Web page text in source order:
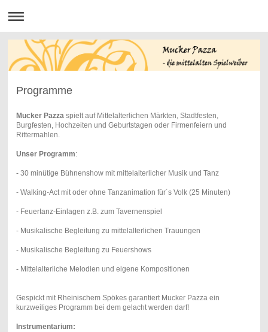
Programme
Mucker Pazzaspielt auf Mittelalterlichen Märkten, Stadtfesten,
Burgfesten, Hochzeiten und Geburtstagen oder Firmenfeiern und
Rittermahlen.
Unser Programm:
- 30 minütige Bühnenshow mit mittelalterlicher Musik und Tanz
- Walking-Act mit oder ohne Tanzanimation für´s Volk (25 Minuten)
- Feuertanz-Einlagen z.B. zum Tavernenspiel
- Musikalische Begleitung zu mittelalterlichen Trauungen
- Musikalische Begleitung zu Feuershows
- Mittelalterliche Melodien und eigene Kompositionen
Gespickt mit Rheinischem Spökes garantiert Mucker Pazza ein
kurzweiliges Programm bei dem gelacht werden darf!
Instrumentarium: